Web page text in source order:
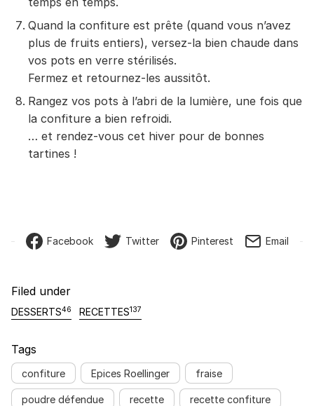
Quand la confiture est prête (quand vous n’avez
plus de fruits entiers), versez-la bien chaude dans
vos pots en verre stérilisés.
Fermez et retournez-les aussitôt.
Rangez vos pots à l’abri de la lumière, une fois que
la confiture a bien refroidi.
… et rendez-vous cet hiver pour de bonnes
tartines !
Facebook Twitter Pinterest Email
Filed under
DESSERTS46 RECETTES137
Tags
confiture Epices Roellinger fraise
poudre défendue recette recette confiture